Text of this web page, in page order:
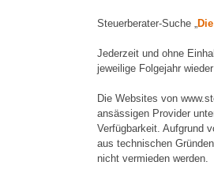
Steuerberater-Suche „
Jederzeit und ohne
jeweilige Folgejahr
Die Websites von
ansässigen Provider
Verfügbarkeit. Aufgrund
aus technischen
nicht vermieden werden.